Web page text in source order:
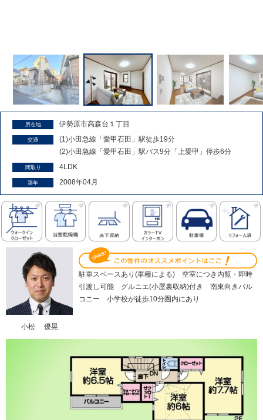
所在地 伊勢原市高森台１丁目
交通
(1)小田急線「愛甲石田」駅徒歩19分
(2)小田急線「愛甲石田」駅バス9分「上愛甲」停歩6分
間取り 4LDK
築年 2008年04月
小松 優晃
駐車スペースあり(車種による) 空室につき内覧・即時
引渡し可能 グルニエ(小屋裏収納)付き 南東向きバル
コニー 小学校が徒歩10分圏内にあり